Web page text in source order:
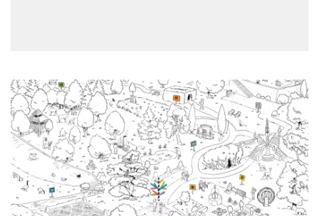
Afficher
l'image
en
grand